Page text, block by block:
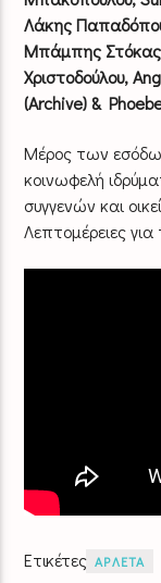
Λάκης
Μπάμπης Στόκας,
Χριστοδούλου,
(Archive) &
Μέρος των
κοινωφελή
συγγενών και
Λεπτομέρειες
Ετικέτες ΑΡΛΕΤΑ